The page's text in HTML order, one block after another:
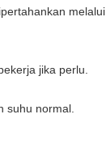
melalui
jika perlu.
suhu normal.